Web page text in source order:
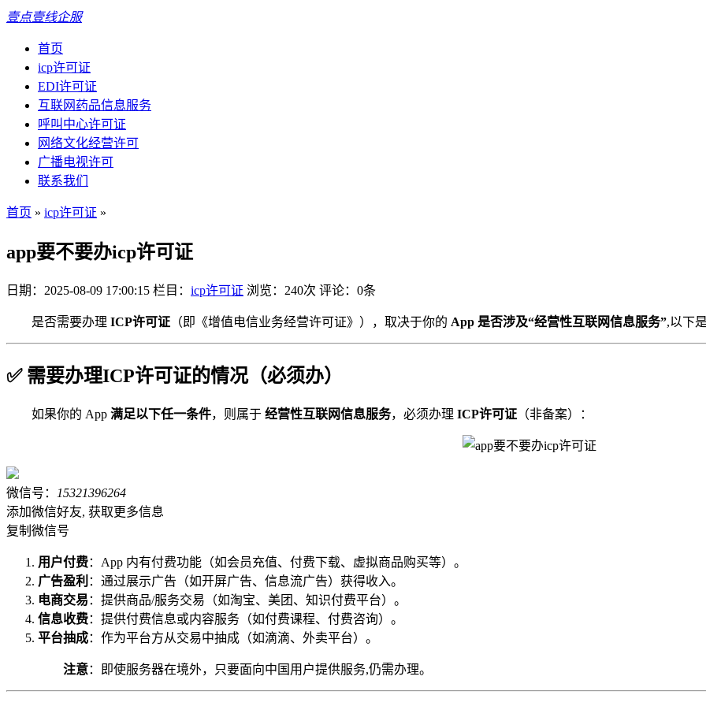
壹点壹线企服
首页
icp许可证
EDI许可证
互联网药品信息服务
呼叫中心许可证
网络文化经营许可
广播电视许可
联系我们
首页 » icp许可证 »
app要不要办icp许可证
日期：2025-08-09 17:00:15 栏目： icp许可证 浏览：240次 评论：0条
是否需要办理 ICP许可证 （即《增值电信业务经营许可证》），取决于你的 App 是否涉及“经营性互联网信息服务”,以下
✅ 需要办理ICP许可证的情况（必须办）
如果你的 App 满足以下任一条件，则属于 经营性互联网信息服务，必须办理 ICP许可证 （非备案）：
微信号：
15321396264
添加微信好友, 获取更多信息
复制微信号
用户付费：App 内有付费功能（如会员充值、付费下载、虚拟商品购买等）。
广告盈利 ：通过展示广告（如开屏广告、信息流广告）获得收入。
电商交易 ：提供商品/服务交易（如淘宝、美团、知识付费平台）。
信息收费：提供付费信息或内容服务（如付费课程、付费咨询）。
平台抽成：作为平台方从交易中抽成（如滴滴、外卖平台）。
注意：即使服务器在境外，只要面向中国用户提供服务,仍需办理。